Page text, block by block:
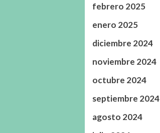
febrero 2025
enero 2025
diciembre 2024
noviembre 2024
octubre 2024
septiembre 2024
agosto 2024